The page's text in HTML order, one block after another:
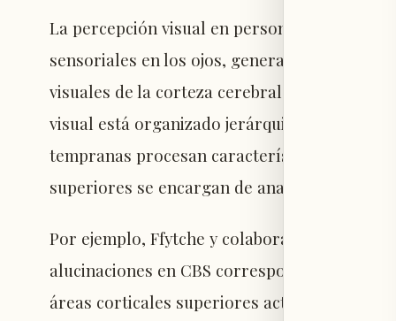
La percepción visual en personas con visión
sensoriales en los ojos, generando señales
visuales de la corteza cerebral, la capa
visual está organizado jerárquicamente
tempranas procesan características básicas
superiores se encargan de analizar
Por ejemplo, Ffytche y colaboradores (1998)
alucinaciones en CBS correspondía a las
áreas corticales superiores activas durante